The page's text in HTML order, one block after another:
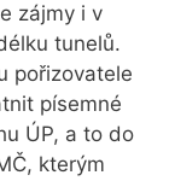
zájmy i v
tunelů.
pořizovatele
písemné
ÚP, a to do
kterým